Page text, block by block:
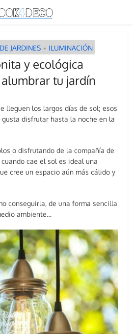
JARDINES • ILUMINACIÓN
y ecológica
tu jardín
lleguen los largos días de sol; esos
gusta disfrutar hasta la noche en la
o disfrutando de la compañía de
cae el sol es ideal una
cree un espacio aún más cálido y
conseguirla, de una forma sencilla
ambiente…